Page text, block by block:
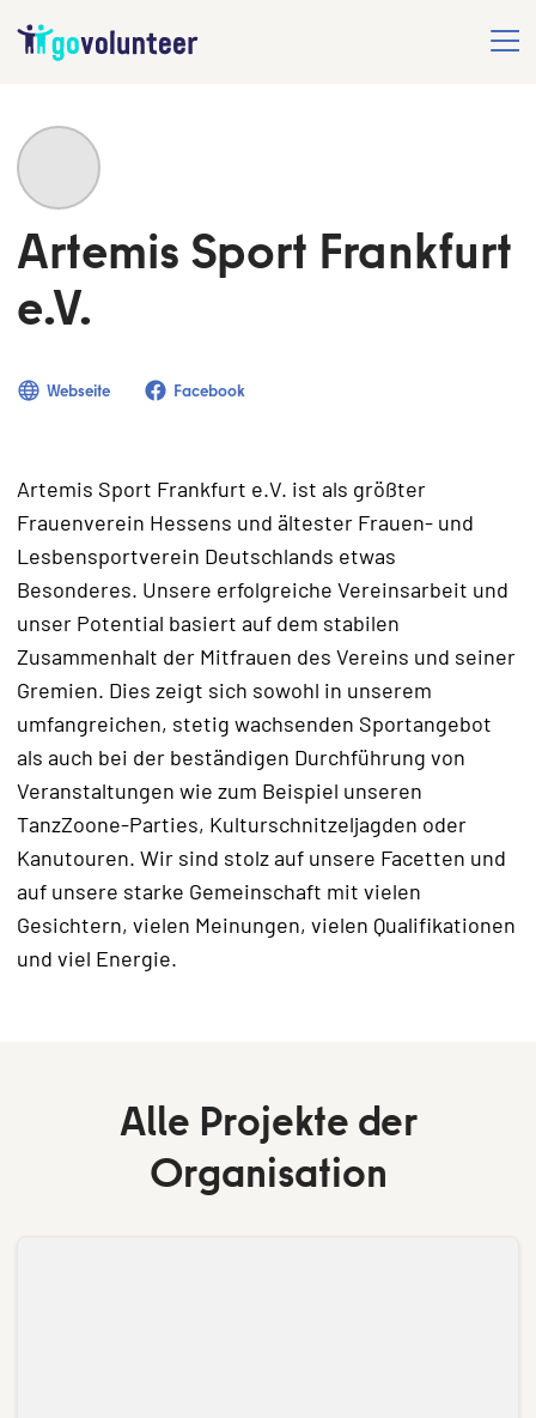
Artemis Sport Frankfurt
e.V.
Webseite Facebook
Artemis Sport Frankfurt e.V. ist als größter
Frauenverein Hessens und ältester Frauen- und
Lesbensportverein Deutschlands etwas
Besonderes. Unsere erfolgreiche Vereinsarbeit und
unser Potential basiert auf dem stabilen
Zusammenhalt der Mitfrauen des Vereins und seiner
Gremien. Dies zeigt sich sowohl in unserem
umfangreichen, stetig wachsenden Sportangebot
als auch bei der beständigen Durchführung von
Veranstaltungen wie zum Beispiel unseren
TanzZoone-Parties, Kulturschnitzeljagden oder
Kanutouren. Wir sind stolz auf unsere Facetten und
auf unsere starke Gemeinschaft mit vielen
Gesichtern, vielen Meinungen, vielen Qualifikationen
und viel Energie.
Alle Projekte der
Organisation